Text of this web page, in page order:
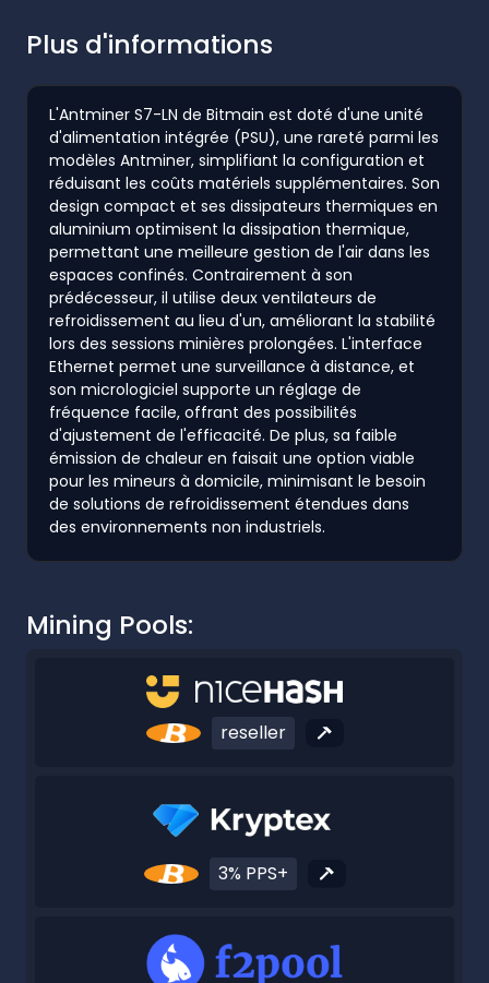
Plus d'informations
L'Antminer S7-LN de Bitmain est doté d'une unité
d'alimentation intégrée (PSU), une rareté parmi les
modèles Antminer, simplifiant la configuration et
réduisant les coûts matériels supplémentaires. Son
design compact et ses dissipateurs thermiques en
aluminium optimisent la dissipation thermique,
permettant une meilleure gestion de l'air dans les
espaces confinés. Contrairement à son
prédécesseur, il utilise deux ventilateurs de
refroidissement au lieu d'un, améliorant la stabilité
lors des sessions minières prolongées. L'interface
Ethernet permet une surveillance à distance, et
son micrologiciel supporte un réglage de
fréquence facile, offrant des possibilités
d'ajustement de l'efficacité. De plus, sa faible
émission de chaleur en faisait une option viable
pour les mineurs à domicile, minimisant le besoin
de solutions de refroidissement étendues dans
des environnements non industriels.
Mining Pools:
reseller
3% PPS+